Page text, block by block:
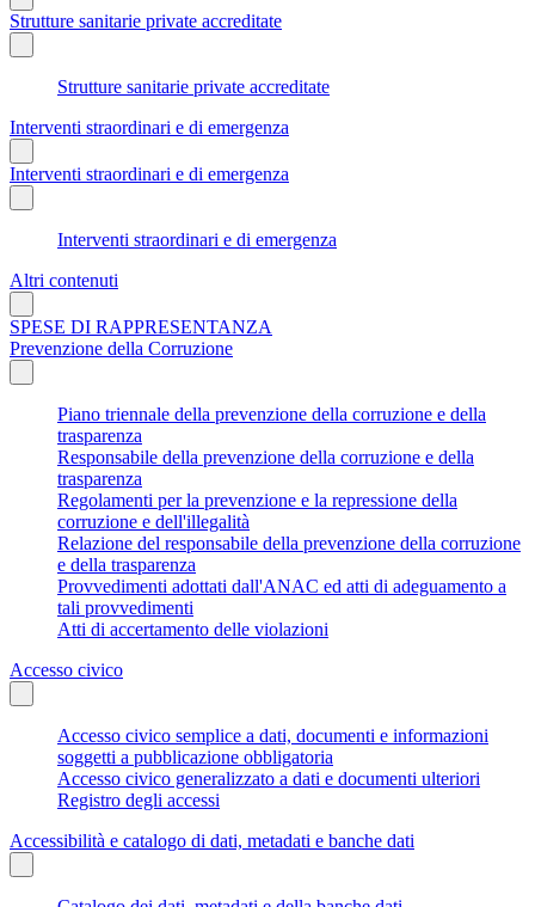
Strutture sanitarie private accreditate
Strutture sanitarie private accreditate
Interventi straordinari e di emergenza
Interventi straordinari e di emergenza
Interventi straordinari e di emergenza
Altri contenuti
SPESE DI RAPPRESENTANZA
Prevenzione della Corruzione
Piano triennale della prevenzione della corruzione e della
trasparenza
Responsabile della prevenzione della corruzione e della
trasparenza
Regolamenti per la prevenzione e la repressione della
corruzione e dell'illegalità
Relazione del responsabile della prevenzione della corruzione
e della trasparenza
Provvedimenti adottati dall'ANAC ed atti di adeguamento a
tali provvedimenti
Atti di accertamento delle violazioni
Accesso civico
Accesso civico semplice a dati, documenti e informazioni
soggetti a pubblicazione obbligatoria
Accesso civico generalizzato a dati e documenti ulteriori
Registro degli accessi
Accessibilità e catalogo di dati, metadati e banche dati